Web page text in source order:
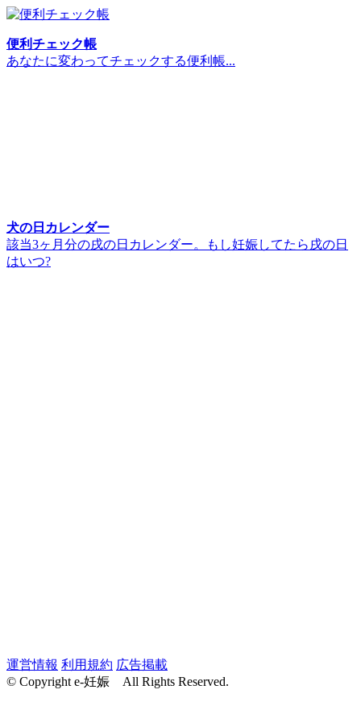
便利チェック帳
あなたに変わってチェックする便利帳...
犬の日カレンダー
該当3ヶ月分の戌の日カレンダー。もし妊娠してたら戌の日
はいつ?
運営情報 利用規約 広告掲載
© Copyright e-妊娠 All Rights Reserved.